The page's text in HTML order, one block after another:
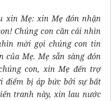
xin Mẹ: xin Mẹ đón nhận
Chúng con cần cái nhìn
mời gọi chúng con tin
của Mẹ. Mẹ sẵn sàng đón
con, xin Mẹ đến trợ
điểm bị áp bức bởi sự bất
tranh này, xin lau nước